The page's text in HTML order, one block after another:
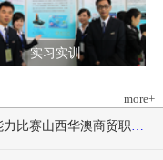
共同谱写公办民办高
。
实习实训
more+
贸职业学院参赛团队信息公示